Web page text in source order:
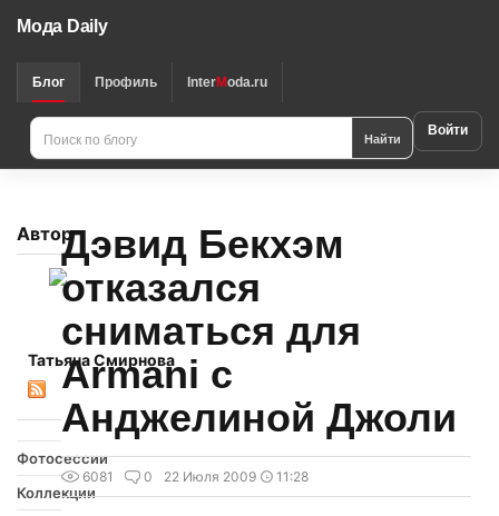
Мода Daily
Блог Профиль InterModa.ru
Найти Войти
Автор
Татьяна Смирнова
Фотосессии
Коллекции
Дэвид Бекхэм
отказался
сниматься для
Armani с
Анджелиной Джоли
6081 0 22 Июля 2009 11:28